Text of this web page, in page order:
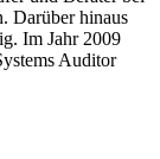
Darüber hinaus
Im Jahr 2009
Auditor